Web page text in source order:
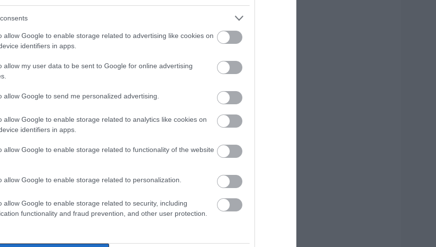
allow Google to enable storage related to advertising like cookies on
identifiers in apps.
allow my user data to be sent to Google for online advertising
allow Google to send me personalized advertising.
allow Google to enable storage related to analytics like cookies on
identifiers in apps.
allow Google to enable storage related to functionality of the website
allow Google to enable storage related to personalization.
allow Google to enable storage related to security, including
functionality and fraud prevention, and other user protection.
κίνδυνος πυρκαγιάς! Τι απαγορεύεται
με κόσμο η Φαράκλα (pics&vid)
μετά τη μεγάλη καταστροφή του 2021
απάτης – Πλήρωσε για τρακτέρ
ανεμογεννήτριες
07.08.2026 | 18:40
είχε η θαλάσσια
εκδρομή για
07.08.2026 | 18:20